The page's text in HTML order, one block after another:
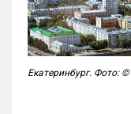
Екатеринбург. Фото: